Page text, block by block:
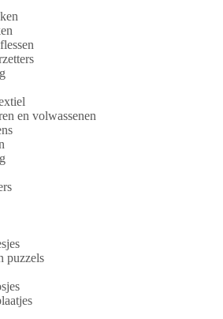
en volwassenen
puzzels